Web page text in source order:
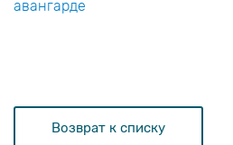
авангарде
Возврат к списку